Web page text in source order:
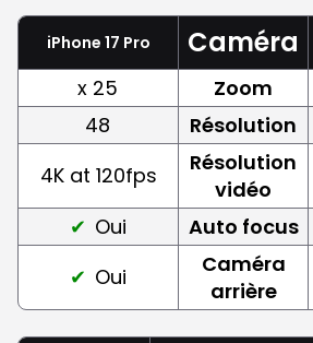
iPhone 17 Pro Caméra
x 25 Zoom
48
Résolution
4K at 120fps
Résolution
vidéo
Oui
Auto focus
Oui
Caméra
arrière